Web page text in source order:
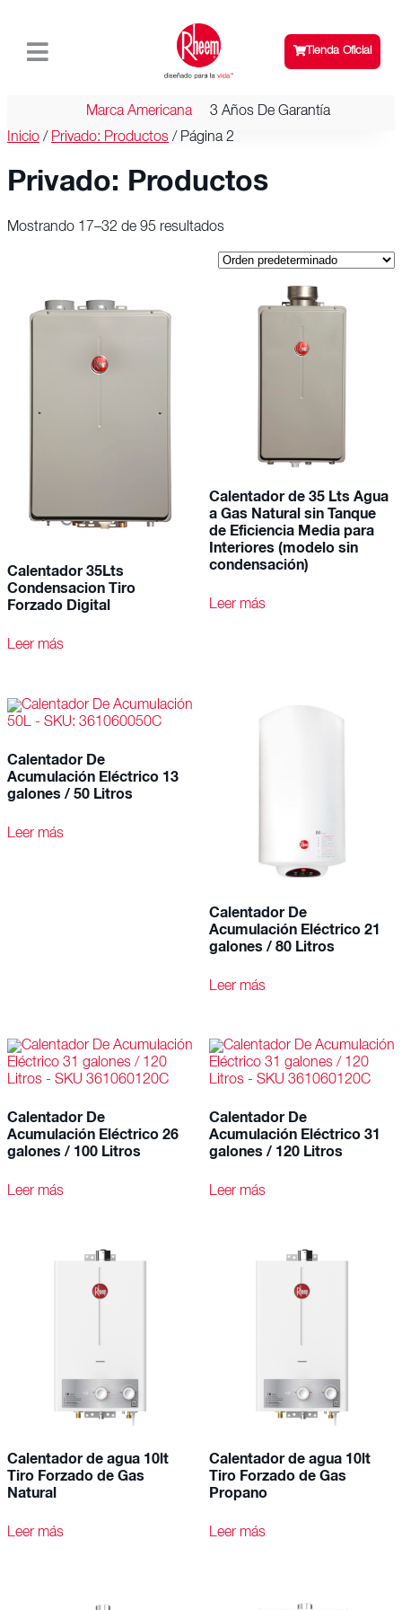
Tienda Oficial
Marca Americana
3 Años De Garantía
Inicio / Privado: Productos / Página 2
Privado: Productos
Mostrando 17–32 de 95 resultados
Calentador 35Lts
Condensacion Tiro
Forzado Digital
Leer más
Calentador de 35 Lts Agua
a Gas Natural sin Tanque
de Eficiencia Media para
Interiores (modelo sin
condensación)
Leer más
Calentador De
Acumulación Eléctrico 13
galones / 50 Litros
Leer más
Calentador De
Acumulación Eléctrico 21
galones / 80 Litros
Leer más
Calentador De
Acumulación Eléctrico 26
galones / 100 Litros
Leer más
Calentador De
Acumulación Eléctrico 31
galones / 120 Litros
Leer más
Calentador de agua 10lt
Tiro Forzado de Gas
Natural
Leer más
Calentador de agua 10lt
Tiro Forzado de Gas
Propano
Leer más